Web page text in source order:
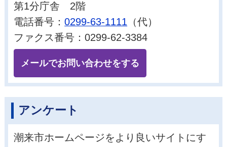
第1分庁舎 2階
電話番号：0299-63-1111 （代）
ファクス番号：0299-62-3384
メールでお問い合わせをする
アンケート
潮来市ホームページをより良いサイトにす